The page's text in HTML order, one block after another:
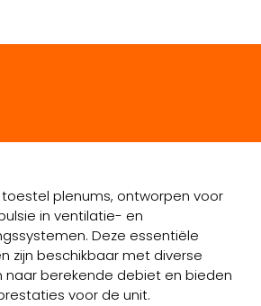
plenums, ontworpen voor
in ventilatie- en
Deze essentiële
zijn beschikbaar met diverse
naar berekende debiet en bieden
voor de unit.